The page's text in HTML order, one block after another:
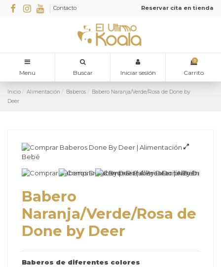
Contacto Reservar cita en tienda
Menu Buscar Iniciar sesión
0
Carrito
Inicio Alimentación Baberos
Babero Naranja/Verde/Rosa de Done by
Deer
Babero
Naranja/Verde/Rosa de
Done by Deer
Baberos de diferentes colores